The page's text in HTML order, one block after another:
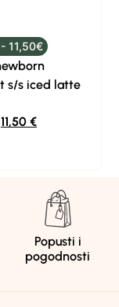
11,50€
s/s iced latte
11,50 €
Popusti i
pogodnosti